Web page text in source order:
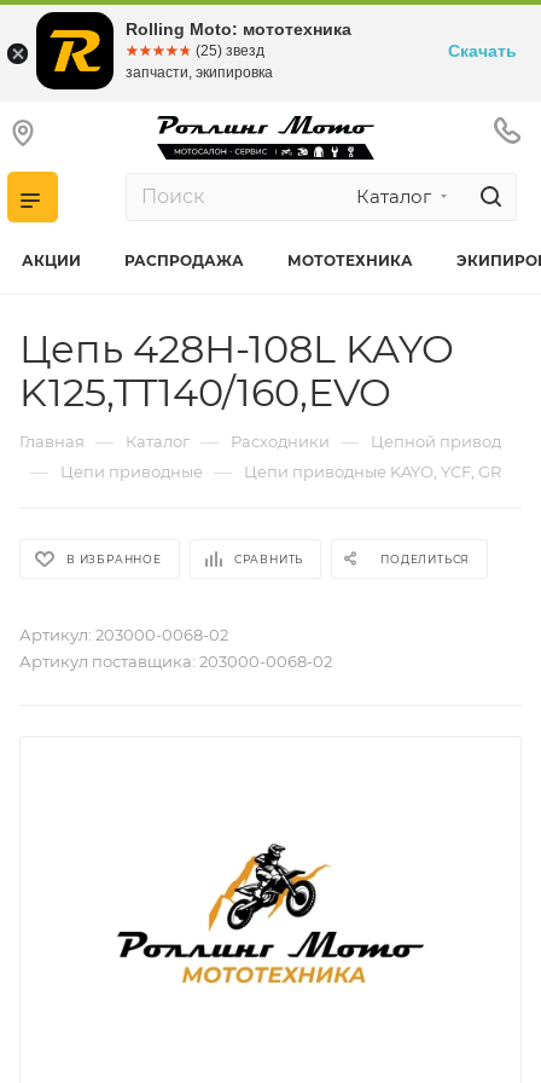
Каталог
АКЦИИ РАСПРОДАЖА МОТОТЕХНИКА
Цепь 428Н-108L KAYO
K125,TT140/160,EVO
Главная — Каталог — Расходники — Цепной привод
— Цепи приводные — Цепи приводные KAYO, YCF, GR
В ИЗБРАННОЕ СРАВНИТЬ ПОДЕЛИТЬСЯ
Артикул: 203000-0068-02
Артикул поставщика: 203000-0068-02
Rolling Moto: мототехника
☆☆☆☆☆
★★★★★ (25) звезд
запчасти, экипировка
Скачать